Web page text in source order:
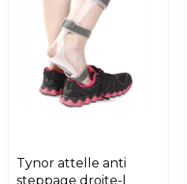
tynor attelle anti
steppage droite-l